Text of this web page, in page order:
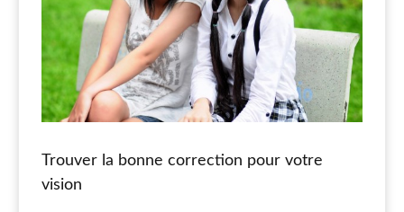
Trouver la bonne correction pour votre
vision